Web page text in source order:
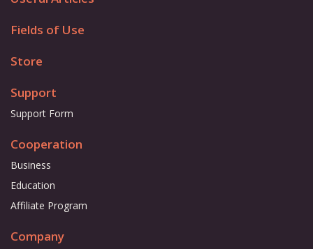
Fields of Use
Store
Support
Support Form
Cooperation
Business
Education
Affiliate Program
Company